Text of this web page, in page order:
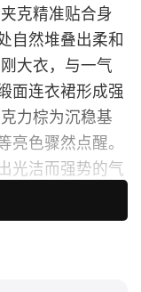
克精准贴合身
自然堆叠出柔和
大衣，与一气
面连衣裙形成强
力棕为沉稳基
色骤然点醒。
光洁而强势的气
一抹更温柔、可
款，也被打磨
露跟鞋、超大号